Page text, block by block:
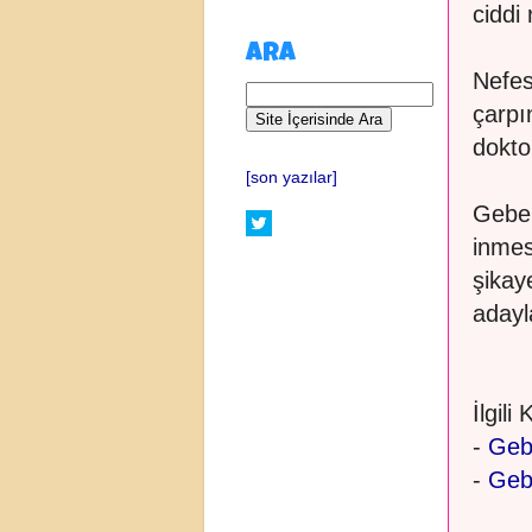
ciddi
İlgili
-
-
ARA
[son yazılar]